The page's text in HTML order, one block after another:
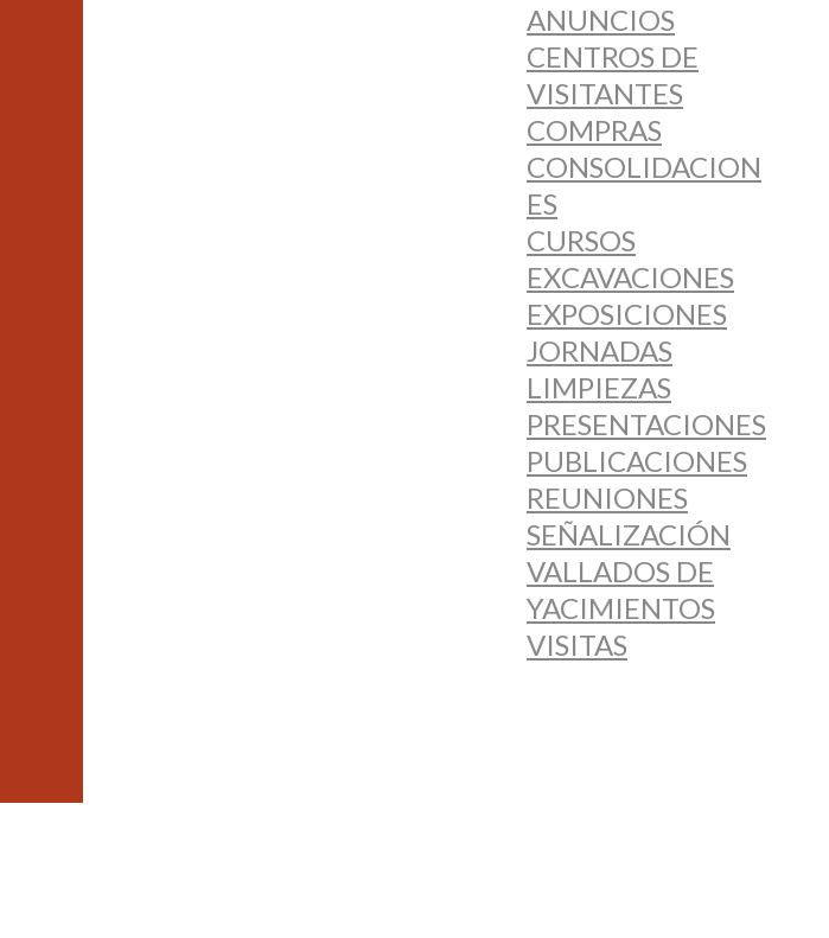
ANUNCIOS
CENTROS DE
VISITANTES
COMPRAS
CONSOLIDACION
ES
CURSOS
EXCAVACIONES
EXPOSICIONES
JORNADAS
LIMPIEZAS
PRESENTACIONES
PUBLICACIONES
REUNIONES
SEÑALIZACIÓN
VALLADOS DE
YACIMIENTOS
VISITAS